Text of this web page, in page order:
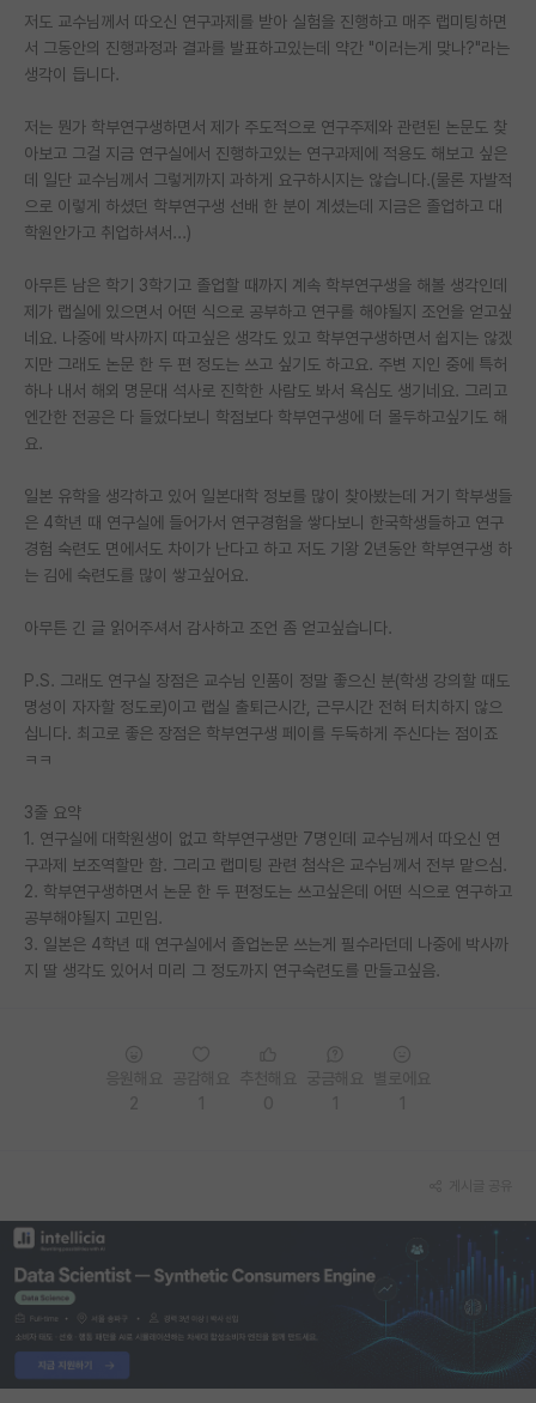
인문사회 계열 게시판
반도체/AI 게시판
장학금/장학생 게시판
학술 정보 게시판
홍보 게시판
커리어
유학교육
이벤트
반도체 아카데미
재팬라운지 🌸
저도 교수님께서 따오신 연구과제를 받아 실험을 진행하고 매주 랩미팅하면
서 그동안의 진행과정과 결과를 발표하고있는데 약간 "이러는게 맞나?"라는
생각이 듭니다.
저는 뭔가 학부연구생하면서 제가 주도적으로 연구주제와 관련된 논문도 찾
아보고 그걸 지금 연구실에서 진행하고있는 연구과제에 적용도 해보고 싶은
데 일단 교수님께서 그렇게까지 과하게 요구하시지는 않습니다.(물론 자발적
으로 이렇게 하셨던 학부연구생 선배 한 분이 계셨는데 지금은 졸업하고 대
학원안가고 취업하셔서...)
아무튼 남은 학기 3학기고 졸업할 때까지 계속 학부연구생을 해볼 생각인데
제가 랩실에 있으면서 어떤 식으로 공부하고 연구를 해야될지 조언을 얻고싶
네요. 나중에 박사까지 따고싶은 생각도 있고 학부연구생하면서 쉽지는 않겠
지만 그래도 논문 한 두 편 정도는 쓰고 싶기도 하고요. 주변 지인 중에 특허
하나 내서 해외 명문대 석사로 진학한 사람도 봐서 욕심도 생기네요. 그리고
엔간한 전공은 다 들었다보니 학점보다 학부연구생에 더 몰두하고싶기도 해
요.
일본 유학을 생각하고 있어 일본대학 정보를 많이 찾아봤는데 거기 학부생들
은 4학년 때 연구실에 들어가서 연구경험을 쌓다보니 한국학생들하고 연구
경험 숙련도 면에서도 차이가 난다고 하고 저도 기왕 2년동안 학부연구생 하
는 김에 숙련도를 많이 쌓고싶어요.
아무튼 긴 글 읽어주셔서 감사하고 조언 좀 얻고싶습니다.
P.S. 그래도 연구실 장점은 교수님 인품이 정말 좋으신 분(학생 강의할 때도
명성이 자자할 정도로)이고 랩실 출퇴근시간, 근무시간 전혀 터치하지 않으
십니다. 최고로 좋은 장점은 학부연구생 페이를 두둑하게 주신다는 점이죠
ㅋㅋ
3줄 요약
1. 연구실에 대학원생이 없고 학부연구생만 7명인데 교수님께서 따오신 연
구과제 보조역할만 함. 그리고 랩미팅 관련 첨삭은 교수님께서 전부 맡으심.
2. 학부연구생하면서 논문 한 두 편정도는 쓰고싶은데 어떤 식으로 연구하고
공부해야될지 고민임.
3. 일본은 4학년 때 연구실에서 졸업논문 쓰는게 필수라던데 나중에 박사까
지 딸 생각도 있어서 미리 그 정도까지 연구숙련도를 만들고싶음.